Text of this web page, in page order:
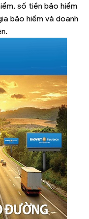
số tiền bảo hiểm
bảo hiểm và doanh